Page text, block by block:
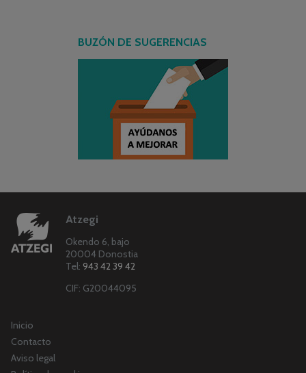
BUZÓN DE SUGERENCIAS
Atzegi
Okendo 6, bajo
20004 Donostia
Tel: 943 42 39 42
CIF: G20044095
Inicio
Contacto
Aviso legal